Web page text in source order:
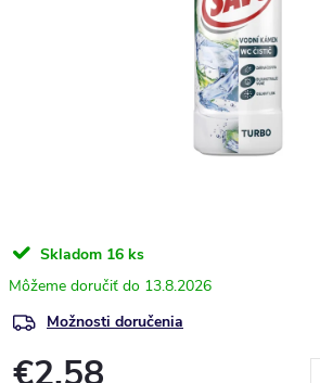
Skladom 16 ks
13.8.2026
Možnosti doručenia